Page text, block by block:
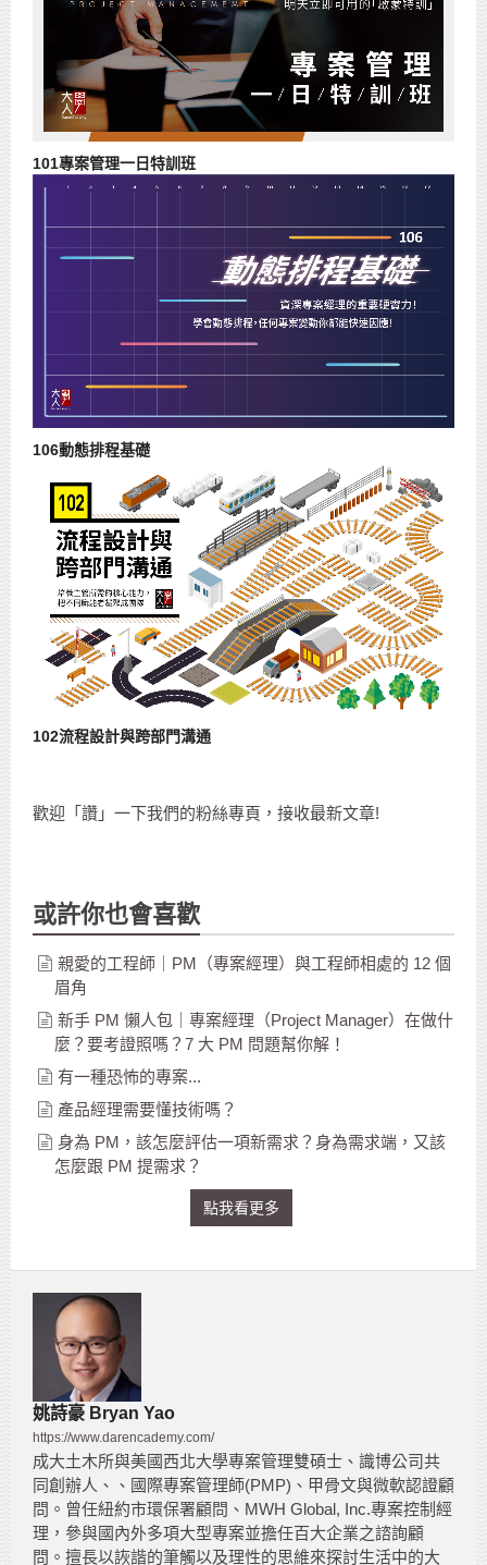
101專案管理一日特訓班
106動態排程基礎
102流程設計與跨部門溝通
歡迎「讚」一下我們的粉絲專頁，接收最新文章!
或許你也會喜歡
親愛的工程師｜PM（專案經理）與工程師相處的 12 個
眉角
新手 PM 懶人包｜專案經理（Project Manager）在做什
麼？要考證照嗎？7 大 PM 問題幫你解！
有一種恐怖的專案...
產品經理需要懂技術嗎？
身為 PM，該怎麼評估一項新需求？身為需求端，又該
怎麼跟 PM 提需求？
點我看更多
姚詩豪 Bryan Yao
https://www.darencademy.com/
成大土木所與美國西北大學專案管理雙碩士、識博公司共
同創辦人、、國際專案管理師(PMP)、甲骨文與微軟認證顧
問。曾任紐約市環保署顧問、MWH Global, Inc.專案控制經
理，參與國內外多項大型專案並擔任百大企業之諮詢顧
問。擅長以詼諧的筆觸以及理性的思維來探討生活中的大